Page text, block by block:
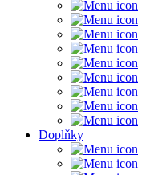
Doplňky